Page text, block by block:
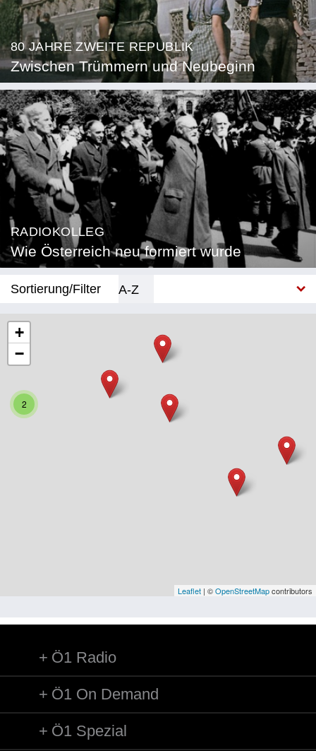
80 JAHRE ZWEITE REPUBLIK
Zwischen Trümmern und Neubeginn
RADIOKOLLEG
Wie Österreich neu formiert wurde
Sortierung/Filter
A-Z
Bundesland
Kärnten
Vorarlberg
Besatzungsmächte
Frauen, Mütter, Kinder
2
+
−
Leaflet | ©OpenStreetMapcontributors
Ö1 Radio
Ö1 On Demand
Ö1 Spezial